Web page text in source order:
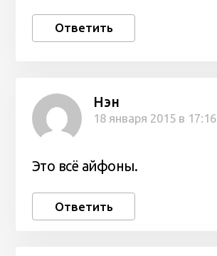
Ответить
Нэн
18 января 2015 в 17:16
Это всё айфоны.
Ответить